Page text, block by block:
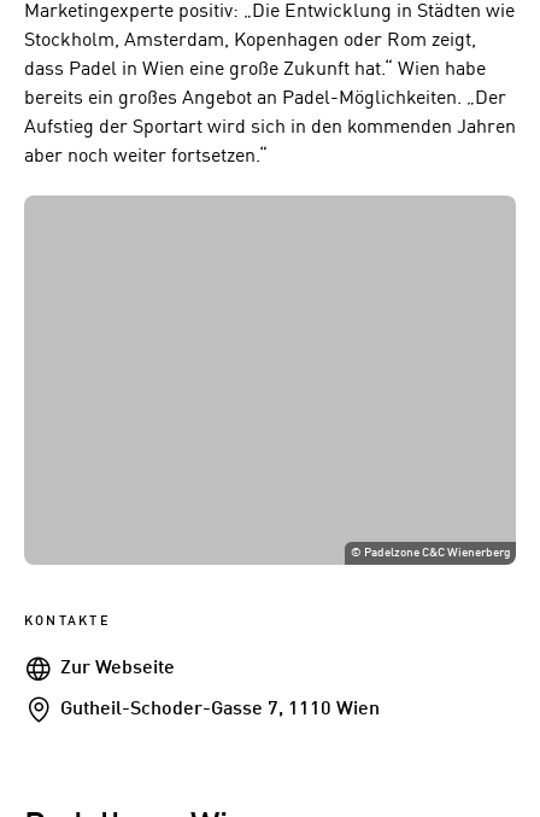
Marketingexperte positiv: „Die Entwicklung in Städten wie
Stockholm, Amsterdam, Kopenhagen oder Rom zeigt,
dass Padel in Wien eine große Zukunft hat.“ Wien habe
bereits ein großes Angebot an Padel-Möglichkeiten. „Der
Aufstieg der Sportart wird sich in den kommenden Jahren
aber noch weiter fortsetzen.“
© Padelzone C&C Wienerberg
KONTAKTE
WebseiteZur Webseite
Addresse
Gutheil-Schoder-Gasse 7, 1110 Wien